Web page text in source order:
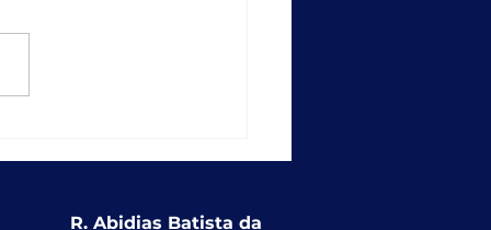
nas redes
R. Abidias Batista da